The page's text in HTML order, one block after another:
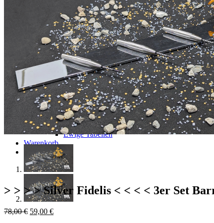
DSFZ Konzept
Öffnungszeiten
Adresse, Anfahrt
Flow Dartsliga
🎯 FlowLiga Push – Z18 Community Challenge
Teilnahmebedingungen – FlowLiga Push Z18
Cashout Tabellen
Gutscheincodes
Archiv
Jugendsponsoring
Ranglisten
Hall of Fame
Ewige Tabellen
Warenkorb
BlaBlog
> > > > Silver Fidelis < < < < 3er Set
78,00€ Ursprünglicher
59,00 €Aktueller